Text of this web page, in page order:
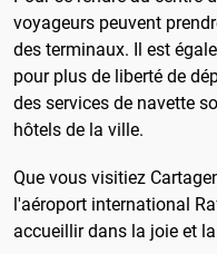
voyageurs peuvent
des terminaux. Il est
pour plus de liberté de
des services de navette
hôtels de la ville.
Que vous visitiez
l'aéroport international
accueillir dans la joie et